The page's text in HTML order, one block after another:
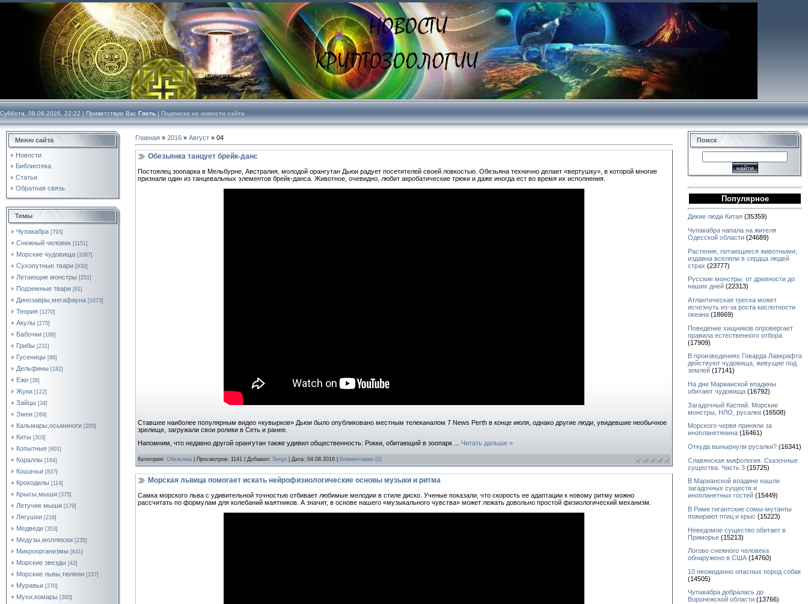
Суббота, 08.08.2026, 22:22 | Приветствую Вас Гость | Подписка на новости сайта
Меню сайта
Новости
Библиотека
Статьи
Обратная связь
Темы
Чупакабра [793]
Снежный человек [1151]
Морские чудовища [1087]
Сухопутные твари [930]
Летающие монстры [251]
Подземные твари [61]
Динозавры,мегафауна [1673]
Теория [1270]
Акулы [275]
Бабочки [168]
Грибы [231]
Гусеницы [66]
Дельфины [182]
Ежи [38]
Жуки [122]
Зайцы [34]
Змеи [269]
Кальмары,осьминоги [205]
Киты [303]
Копытные [601]
Кораллы [164]
Кошачьи [837]
Крокодилы [114]
Крысы,мыши [375]
Летучие мыши [179]
Лягушки [216]
Медведи [353]
Медузы,моллюски [235]
Микроорганизмы [641]
Морские звезды [42]
Морские львы,тюлени [157]
Муравьи [270]
Мухи,комары [300]
Главная » 2016 » Август » 04
Обезьянка танцует брейк-данс
Постоялец зоопарка в Мельбурне, Австралия, молодой орангутан Дьюи радует посетителей своей ловкостью. Обезьяна технично делает «вертушку», в которой многие
признали один из танцевальных элементов брейк-данса. Животное, очевидно, любит акробатические трюки и даже иногда ест во время их исполнения.
Ставшее наиболее популярным видео «кувырков» Дьюи было опубликовано местным телеканалом 7 News Perth в конце июля, однако другие люди, увидевшие необычное
зрелище, загружали свои ролики в Сеть и ранее.
Напомним, что недавно другой орангутан также удивил общественность: Рокки, обитающий в зоопарк
Читать дальше »
Категория: Обезьяны | Просмотров: 1141 | Добавил: Sergo | Дата: 04.08.2016 Комментарии (0)
Морская львица помогает искать нейрофизиологические основы музыки и ритма
Самка морского льва с удивительной точностью отбивает любимые мелодии в стиле диско. Ученые показали, что скорость ее адаптации к новому ритму можно
рассчитать по формулам для колебаний маятников. А значит, в основе нашего «музыкального чувства» может лежать довольно простой физиологический механизм.
Поиск
Популярное
Дикие люди Китая (35359)
Чупакабра напала на жителя
Одесской области (24689)
Растения, питающиеся животными,
издавна вселяли в сердца людей
страх (23777)
Русские монстры: от древности до
наших дней (22313)
Атлантическая треска может
исчезнуть из-за роста кислотности
океана (18669)
Поведение хищников опровергает
правила естественного отбора
(17909)
В произведениях Говарда Лавкрафта
действуют чудовища, живущие под
землей (17141)
На дне Марианской впадины
обитают чудовища (16792)
Загадочный Каспий. Морские
монстры, НЛО, русалки (16508)
Морского червя приняли за
инопланетянина (16461)
Откуда вынырнули русалки? (16341)
Славянская мифология. Сказочные
существа. Часть 3 (15725)
В Марианской впадине нашли
загадочных существ и
инопланетных гостей (15449)
В Риме гигантские сомы-мутанты
пожирают птиц и крыс (15223)
Неведомое существо обитает в
Приморье (15213)
Логово снежного человека
обнаружено в США (14760)
10 неожиданно опасных пород собак
(14505)
Чупакабра добралась до
Воронежской области (13766)